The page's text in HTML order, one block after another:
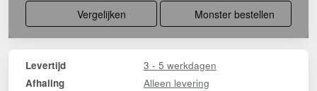
Vergelijken Monster bestellen
Levertijd 3 - 5 werkdagen
Afhaling Alleen levering